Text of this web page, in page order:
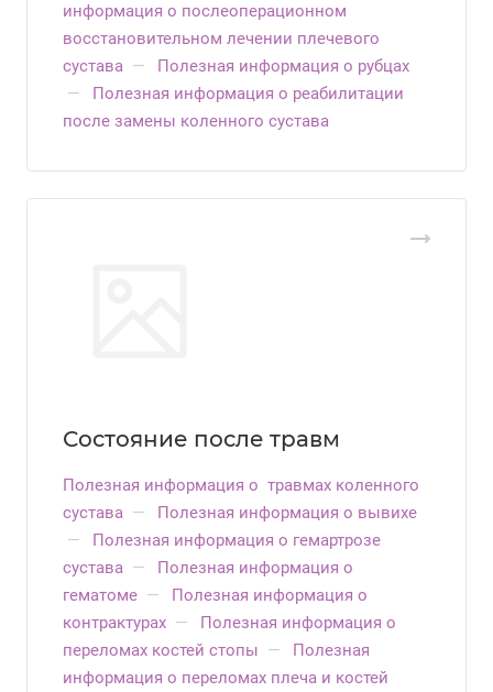
информация о послеоперационном
восстановительном лечении плечевого
сустава —
Полезная информация о рубцах
—
Полезная информация о реабилитации
после замены коленного сустава
Состояние после травм
Полезная информация о травмах коленного
сустава —
Полезная информация о вывихе
—
Полезная информация о гемартрозе
сустава —
Полезная информация о
гематоме —
Полезная информация о
контрактурах —
Полезная информация о
переломах костей стопы —
Полезная
информация о переломах плеча и костей